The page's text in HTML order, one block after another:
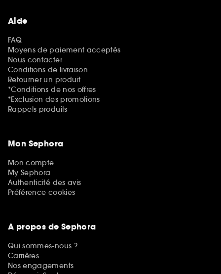
Aide
FAQ
Moyens de paiement acceptés
Nous contacter
Conditions de livraison
Retourner un produit
*Conditions de nos offres
*Exclusion des promotions
Rappels produits
Mon Sephora
Mon compte
My Sephora
Authenticité des avis
Préférence cookies
A propos de Sephora
Qui sommes-nous ?
Carrières
Nos engagements